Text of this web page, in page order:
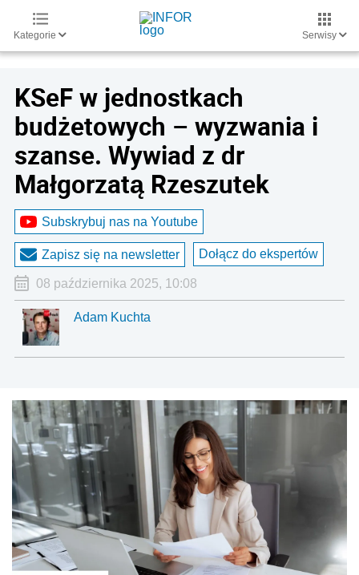
Kategorie Serwisy
KSeF w jednostkach
budżetowych – wyzwania i
szanse. Wywiad z dr
Małgorzatą Rzeszutek
Subskrybuj nas na Youtube
Zapisz się na newsletter Dołącz do ekspertów
08 października 2025, 10:08
Adam Kuchta